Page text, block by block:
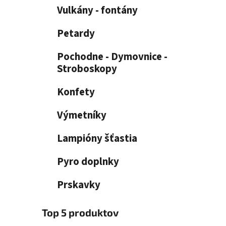
Vulkány - fontány
Petardy
Pochodne - Dymovnice -
Stroboskopy
Konfety
Výmetníky
Lampióny šťastia
Pyro doplnky
Prskavky
Top 5 produktov